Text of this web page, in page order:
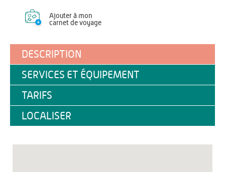
Ajouter à mon
carnet de voyage
DESCRIPTION
SERVICES ET ÉQUIPEMENT
TARIFS
LOCALISER